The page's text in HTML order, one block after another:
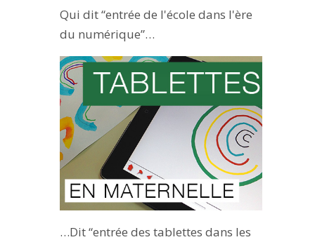
Qui dit “entrée de l'école dans l'ère
du numérique”…
…Dit “entrée des tablettes dans les